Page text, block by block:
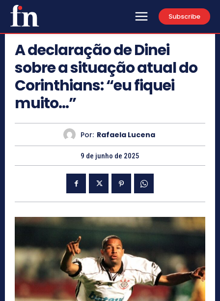
Subscribe
A declaração de Dinei
sobre a situação atual do
Corinthians: “eu fiquei
muito…”
Por: Rafaela Lucena
9 de junho de 2025